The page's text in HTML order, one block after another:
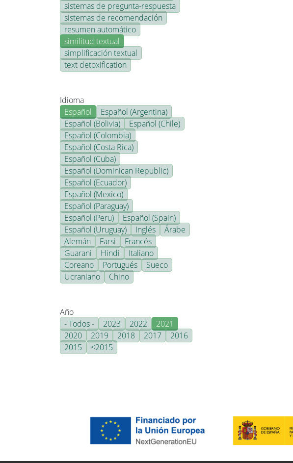
sistemas de pregunta-respuesta
sistemas de recomendación
resumen automático
similitud textual
simplificación textual
text detoxification
Idioma
Español
Español (Argentina)
Español (Bolivia)
Español (Chile)
Español (Colombia)
Español (Costa Rica)
Español (Cuba)
Español (Dominican Republic)
Español (Ecuador)
Español (Mexico)
Español (Paraguay)
Español (Peru)
Español (Spain)
Español (Uruguay)
Inglés
Árabe
Alemán
Farsi
Francés
Guarani
Hindi
Italiano
Coreano
Portugués
Sueco
Ucraniano
Chino
Año
- Todos -
2023 2022
2021
2020
2019 2018 2017
2016
2015
<2015